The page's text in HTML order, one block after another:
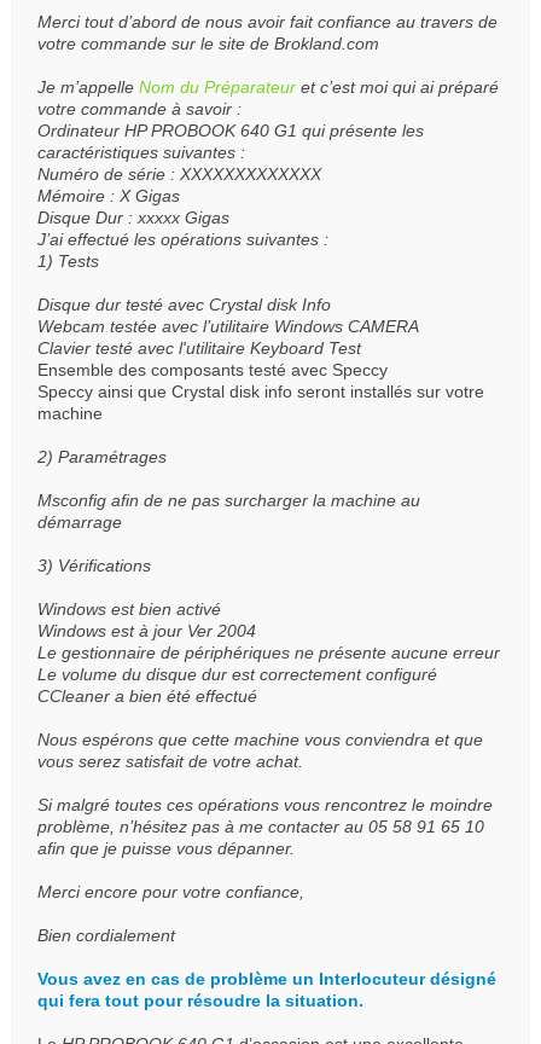
Merci tout d’abord de nous avoir fait confiance au travers de
votre commande sur le site de Brokland.com
Je m’appelle Nom du Préparateur et c’est moi qui ai préparé
votre commande à savoir :
Ordinateur HP PROBOOK 640 G1 qui présente les
caractéristiques suivantes :
Numéro de série : XXXXXXXXXXXXX
Mémoire : X Gigas
Disque Dur : xxxxx Gigas
J’ai effectué les opérations suivantes :
1) Tests
Disque dur testé avec Crystal disk Info
Webcam testée avec l’utilitaire Windows CAMERA
Clavier testé avec l'utilitaire Keyboard Test
Ensemble des composants testé avec Speccy
Speccy ainsi que Crystal disk info seront installés sur votre
machine
2) Paramétrages
Msconfig afin de ne pas surcharger la machine au
démarrage
3) Vérifications
Windows est bien activé
Windows est à jour Ver 2004
Le gestionnaire de périphériques ne présente aucune erreur
Le volume du disque dur est correctement configuré
CCleaner a bien été effectué
Nous espérons que cette machine vous conviendra et que
vous serez satisfait de votre achat.
Si malgré toutes ces opérations vous rencontrez le moindre
problème, n’hésitez pas à me contacter au 05 58 91 65 10
afin que je puisse vous dépanner.
Merci encore pour votre confiance,
Bien cordialement
Vous avez en cas de problème un Interlocuteur désigné
qui fera tout pour résoudre la situation.